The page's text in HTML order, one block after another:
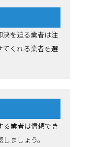
決を迫る業者は注
てくれる業者を選
る業者は信頼でき
ましょう。